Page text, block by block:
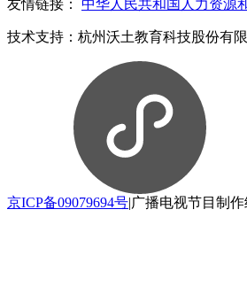
友情链接：
中华人民共和国人力资源
技术支持：杭州沃土教育科技股份有
京ICP备09079694号|广播电视节目制